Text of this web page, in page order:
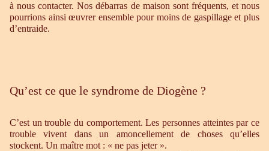
à nous contacter. Nos débarras de maison sont fréquents, et nous
pourrions ainsi œuvrer ensemble pour moins de gaspillage et plus
d’entraide.
Qu’est ce que le syndrome de Diogène ?
C’est un trouble du comportement. Les personnes atteintes par ce
trouble vivent dans un amoncellement de choses qu’elles
stockent. Un maître mot : « ne pas jeter ».